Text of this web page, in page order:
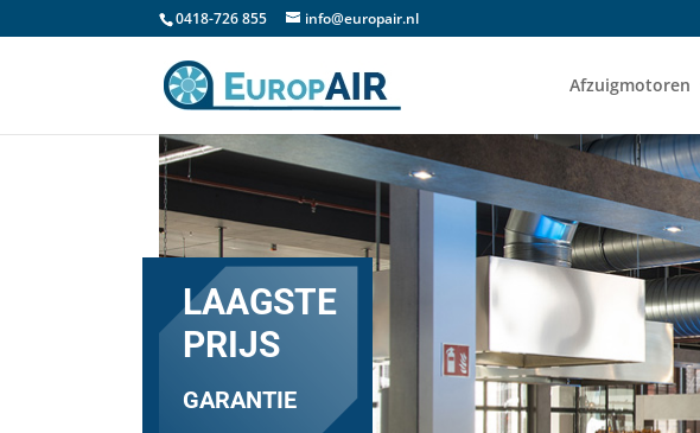
0418-726 855 info@europair.nl
Afzuigmotoren
LAAGSTE
PRIJS
GARANTIE